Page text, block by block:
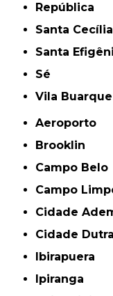
República
Santa Cecília
Santa
Sé
Vila Buarque
Aeroporto
Brooklin
Campo Belo
Campo
Cidade
Cidade Dutra
Ibirapuera
Ipiranga